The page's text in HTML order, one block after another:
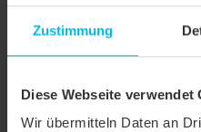
Zustimmung
Diese Webseite verwendet
Wir übermitteln Daten an
DETAILS
Produktfamilie